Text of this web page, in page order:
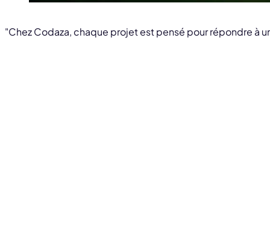
"Chez Codaza, chaque projet est pensé pour répondre